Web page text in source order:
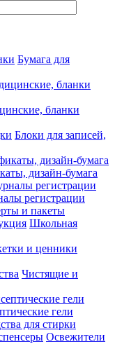
Бумага для
бланки
Блоки для записей,
дизайн-бумага
регистрации
и пакеты
Школьная
и ценники
Чистящие и
гели
для стирки
Освежители